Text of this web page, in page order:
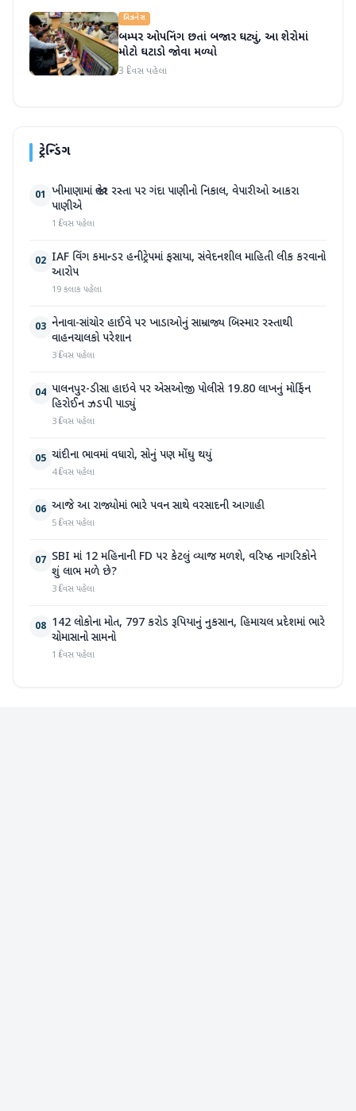
બિઝનેસ
બમ્પર ઓપનિંગ છતાં બજાર ઘટ્યું, આ શેરોમાં
મોટો ઘટાડો જોવા મળ્યો
3 દિવસ પહેલા
ટ્રેન્ડિંગ
01 ખીમાણામાં જાહેર રસ્તા પર ગંદા પાણીનો નિકાલ, વેપારીઓ આકરા
પાણીએ
1 દિવસ પહેલા
02 IAF વિંગ કમાન્ડર હનીટ્રેપમાં ફસાયા, સંવેદનશીલ માહિતી લીક કરવાનો
આરોપ
19 કલાક પહેલા
03 નેનાવા-સાંચોર હાઈવે પર ખાડાઓનું સામ્રાજ્ય બિસ્માર રસ્તાથી
વાહનચાલકો પરેશાન
3 દિવસ પહેલા
04 પાલનપુર-ડીસા હાઇવે પર એસઓજી પોલીસે 19.80 લાખનું મોર્ફિન
હિરોઈન ઝડપી પાડ્યું
3 દિવસ પહેલા
05 ચાંદીના ભાવમાં વધારો, સોનું પણ મોંઘુ થયું
4 દિવસ પહેલા
06 આજે આ રાજ્યોમાં ભારે પવન સાથે વરસાદની આગાહી
5 દિવસ પહેલા
07 SBI માં 12 મહિનાની FD પર કેટલું વ્યાજ મળશે, વરિષ્ઠ નાગરિકોને
શું લાભ મળે છે?
3 દિવસ પહેલા
08 142 લોકોના મોત, 797 કરોડ રૂપિયાનું નુકસાન, હિમાચલ પ્રદેશમાં ભારે
ચોમાસાનો સામનો
1 દિવસ પહેલા